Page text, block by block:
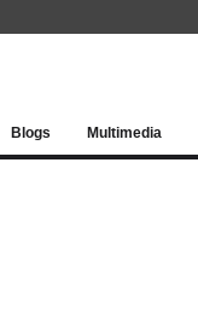
Blogs Multimedia